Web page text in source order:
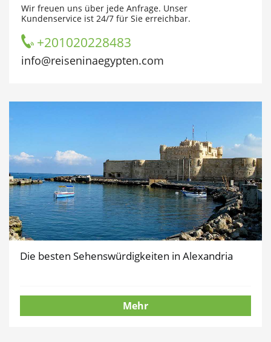
Wir freuen uns über jede Anfrage. Unser
Kundenservice ist 24/7 für Sie erreichbar.
+201020228483
info@reiseninaegypten.com
Die besten Sehenswürdigkeiten in Alexandria
Mehr